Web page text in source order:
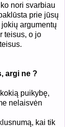
nori svarbiau
prie jūsų
argumentų
teisus, o jo
argi ne ?
puikybę,
nelaisvėn
kai tik